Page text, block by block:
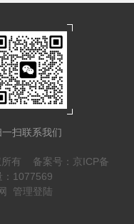
一扫联系我们
所有 备案号：京ICP备
：1077569
管理登陆